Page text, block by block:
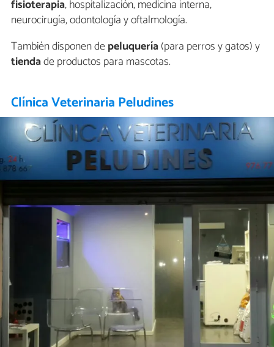
fisioterapia, hospitalización, medicina interna,
neurocirugía, odontología y oftalmología.
También disponen depeluquería(para perros y gatos) y
tiendade productos para mascotas.
Clínica Veterinaria Peludines